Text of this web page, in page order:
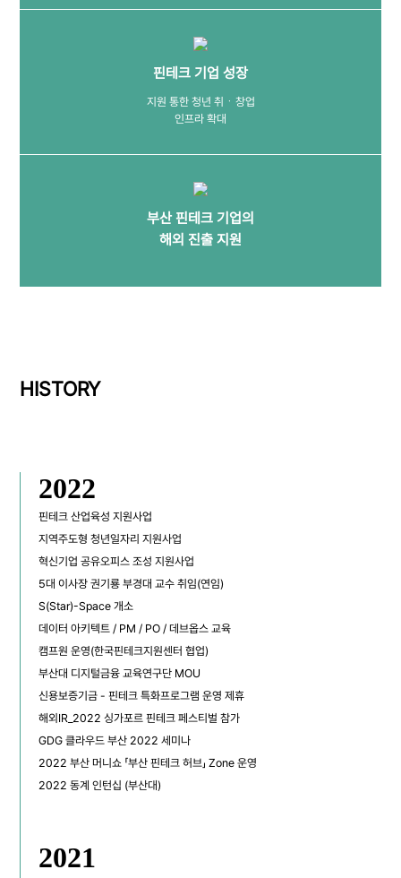
핀테크 기업 성장
지원 통한 청년 취ㆍ창업
인프라 확대
부산 핀테크 기업의
해외 진출 지원
HISTORY
2022
핀테크 산업육성 지원사업
지역주도형 청년일자리 지원사업
혁신기업 공유오피스 조성 지원사업
5대 이사장 권기룡 부경대 교수 취임(연임)
S(Star)-Space 개소
데이터 아키텍트 / PM / PO / 데브옵스 교육
캠프원 운영(한국핀테크지원센터 협업)
부산대 디지털금융 교육연구단 MOU
신용보증기금 - 핀테크 특화프로그램 운영 제휴
해외IR_2022 싱가포르 핀테크 페스티벌 참가
GDG 클라우드 부산 2022 세미나
2022 부산 머니쇼 「부산 핀테크 허브」 Zone 운영
2022 동계 인턴십 (부산대)
2021